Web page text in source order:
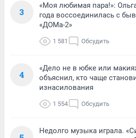
3
«Моя любимая пара!»:
года воссоединилась с
«ДОМа-2»
1 581 Обсудить
4
«Дело не в юбке или
объяснил, кто чаще
изнасилования
1 554 Обсудить
Недолго музыка играла.